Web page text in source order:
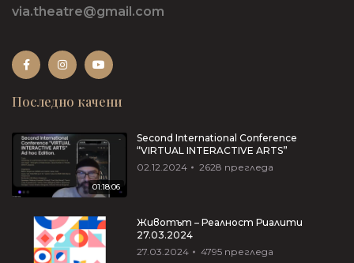
via.theatre@gmail.com
Последно качени
01:18:06
Second International Conference
“VIRTUAL INTERACTIVE ARTS”
02.12.2024
2628 прегледа
Животът – Реалност Риалити
27.03.2024
27.03.2024
4795 прегледа